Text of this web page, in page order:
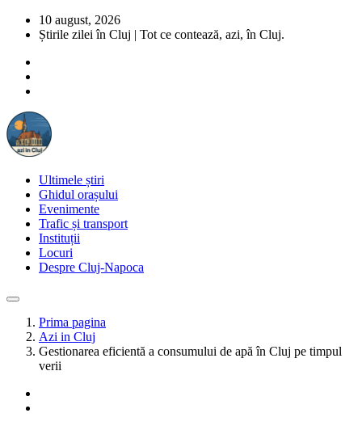
10 august, 2026
Știrile zilei în Cluj | Tot ce contează, azi, în Cluj.
Ultimele știri
Ghidul orașului
Evenimente
Trafic și transport
Instituții
Locuri
Despre Cluj-Napoca
Prima pagina
Azi in Cluj
Gestionarea eficientă a consumului de apă în Cluj pe timpul
verii